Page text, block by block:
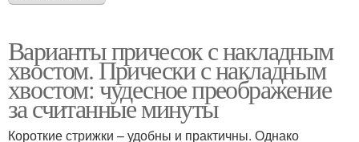
Варианты причесок с накладным
хвостом. Прически с накладным
хвостом: чудесное преображение
за считанные минуты
Короткие стрижки – удобны и практичны. Однако